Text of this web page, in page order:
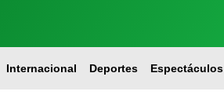
Internacional Deportes Espectáculos